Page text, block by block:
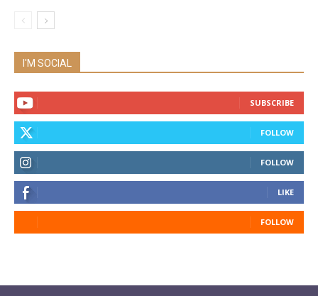
I'M SOCIAL
SUBSCRIBE
FOLLOW
FOLLOW
LIKE
FOLLOW